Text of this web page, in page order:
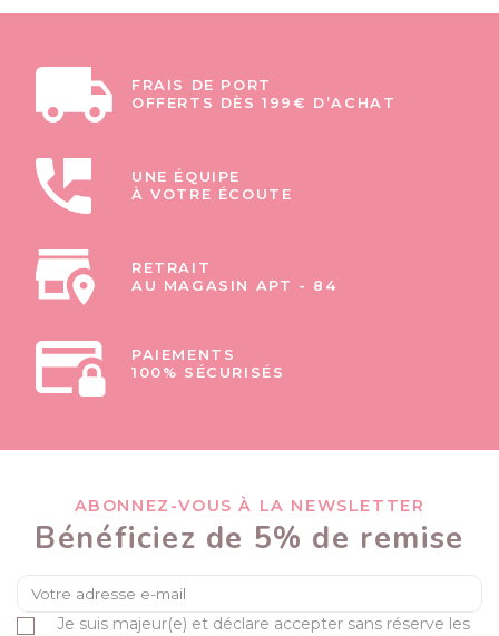
FRAIS DE PORT
OFFERTS DÈS 199€ D’ACHAT
UNE ÉQUIPE
À VOTRE ÉCOUTE
RETRAIT
AU MAGASIN APT - 84
PAIEMENTS
100% SÉCURISÉS
ABONNEZ-VOUS À LA NEWSLETTER
Bénéficiez de 5% de remise
Je suis majeur(e) et déclare accepter sans réserve les